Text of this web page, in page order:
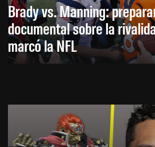
Brady vs. Manning:
documental sobre la
marcó la NFL